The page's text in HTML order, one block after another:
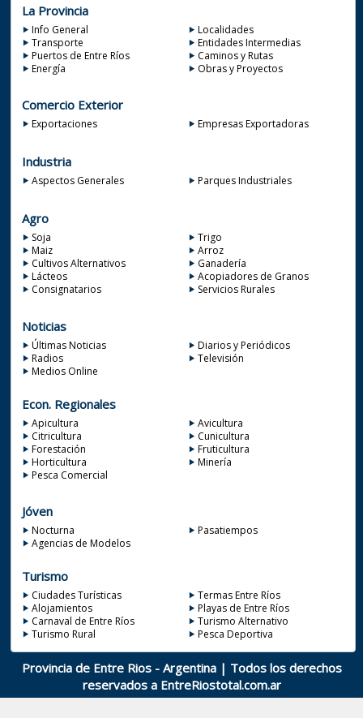
La Provincia
Info General
Localidades
Transporte
Entidades Intermedias
Puertos de Entre Ríos
Caminos y Rutas
Energía
Obras y Proyectos
Comercio Exterior
Exportaciones Empresas Exportadoras
Industria
Aspectos Generales Parques Industriales
Agro
Soja
Trigo
Maiz
Arroz
Cultivos Alternativos
Ganadería
Lácteos
Acopiadores de Granos
Consignatarios
Servicios Rurales
Noticias
Últimas Noticias
Diarios y Periódicos
Radios
Televisión
Medios Online
Econ. Regionales
Apicultura
Avicultura
Citricultura
Cunicultura
Forestación
Fruticultura
Horticultura
Minería
Pesca Comercial
Jóven
Nocturna
Pasatiempos
Agencias de Modelos
Turismo
Ciudades Turísticas
Termas Entre Ríos
Alojamientos
Playas de Entre Ríos
Carnaval de Entre Ríos
Turismo Alternativo
Turismo Rural
Pesca Deportiva
Provincia de Entre Rios - Argentina | Todos los derechos
reservados a EntreRiostotal.com.ar